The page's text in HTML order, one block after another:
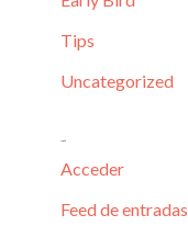
Tips
Uncategorized
Meta
Acceder
Feed de entradas